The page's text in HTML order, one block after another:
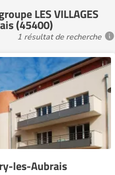
LES VILLAGES
(45400)
1 résultat de recherche
les-Aubrais